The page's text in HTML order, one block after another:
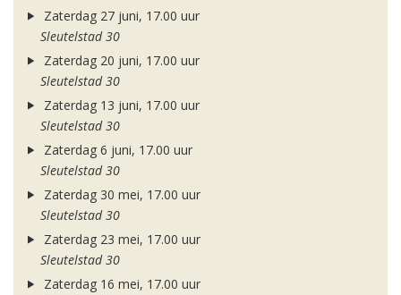
Zaterdag 27 juni, 17.00 uur
Sleutelstad 30
Zaterdag 20 juni, 17.00 uur
Sleutelstad 30
Zaterdag 13 juni, 17.00 uur
Sleutelstad 30
Zaterdag 6 juni, 17.00 uur
Sleutelstad 30
Zaterdag 30 mei, 17.00 uur
Sleutelstad 30
Zaterdag 23 mei, 17.00 uur
Sleutelstad 30
Zaterdag 16 mei, 17.00 uur